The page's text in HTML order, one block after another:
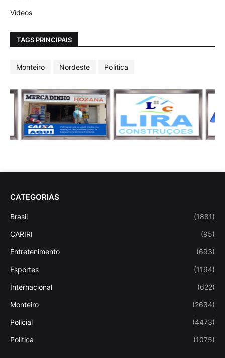
Vídeos
TAGS PRINCIPAIS
Monteiro Nordeste Politica
CATEGORIAS
Brasil (1881)
CARIRI (95)
Entretenimento (693)
Esportes (1194)
Internacional (622)
Monteiro (2634)
Policial (4473)
Politica (1075)